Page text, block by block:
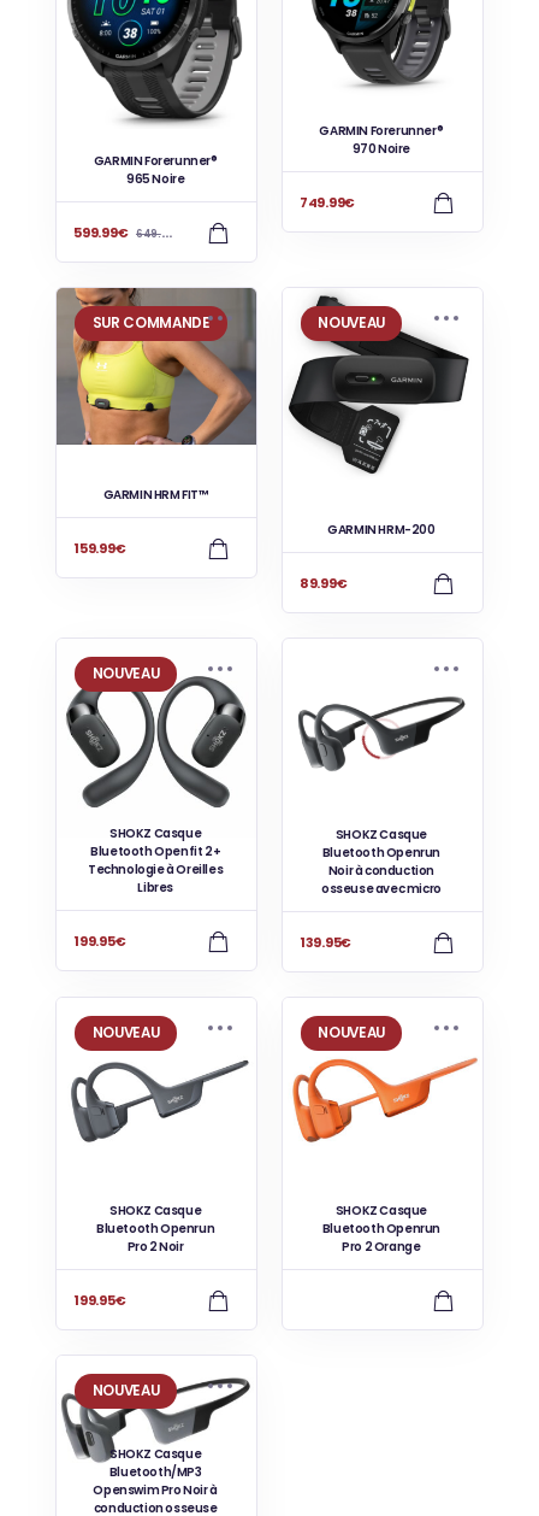
GARMIN Forerunner®
965 Noire
599.99€ 649.99
GARMIN Forerunner®
970 Noire
749.99€
SUR COMMANDE
GARMIN HRM FIT™
159.99€
NOUVEAU
GARMIN HRM-200
89.99€
NOUVEAU
SHOKZ Casque
Bluetooth Openfit 2+
Technologie à Oreilles
Libres
199.95€
SHOKZ Casque
Bluetooth Openrun
Noir à conduction
osseuse avec micro
139.95€
NOUVEAU
SHOKZ Casque
Bluetooth Openrun
Pro 2 Noir
199.95€
NOUVEAU
SHOKZ Casque
Bluetooth Openrun
Pro 2 Orange
NOUVEAU
SHOKZ Casque
Bluetooth/MP3
Openswim Pro Noir à
conduction osseuse